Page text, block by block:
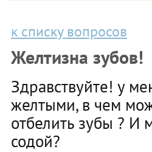
к списку вопросов
Желтизна зубов!
Здравствуйте! у
желтыми, в чем
отбелить зубы ? И
содой?